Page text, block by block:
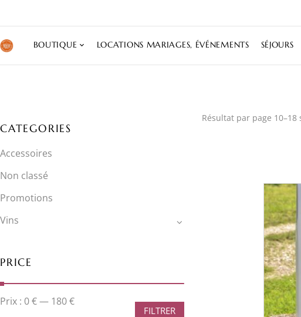
BOUTIQUE LOCATIONS MARIAGES, ÉVÉNEMENTS SÉJOURS
CATEGORIES
Accessoires
Non classé
Promotions
Vins
PRICE
FILTRER
Prix : 0 €— 180 €
Résultat par page 10–18